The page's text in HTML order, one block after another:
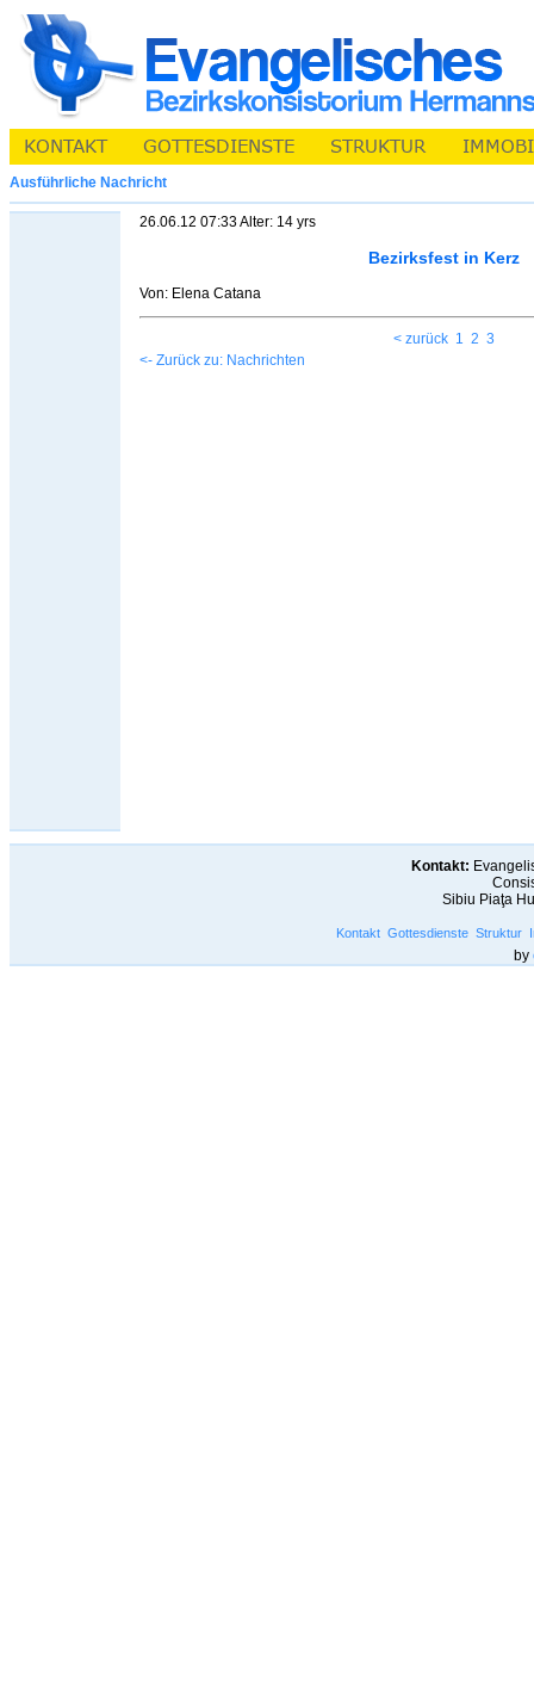
Ausführliche Nachricht
26.06.12 07:33 Alter: 14 yrs
Bezirksfest in Kerz
Von: Elena Catana
< zurück 1 2 3
<- Zurück zu: Nachrichten
Kontakt:
Sibiu Piaţa
Kontakt Gottesdienste Struktur
by